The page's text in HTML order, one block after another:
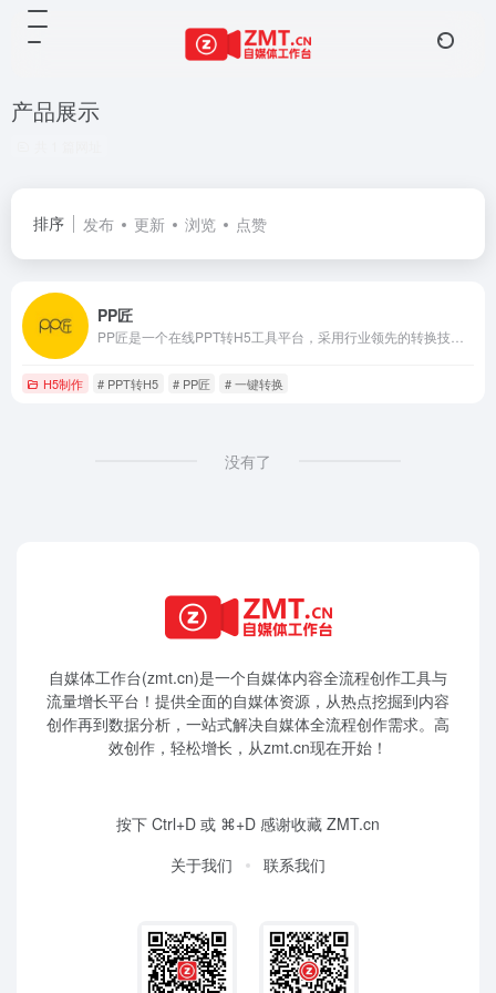
产品展示
排序 发布 更新 浏览 点赞
PP匠
H5制作 # PPT转H5 # PP匠 # 一键转换
没有了
自媒体工作台(zmt.cn)是一个自媒体内容全流程创作工具与
流量增长平台！提供全面的自媒体资源，从热点挖掘到内容
创作再到数据分析，一站式解决自媒体全流程创作需求。高
效创作，轻松增长，从zmt.cn现在开始！
按下 Ctrl+D 或 ⌘+D 感谢收藏 ZMT.cn
关于我们
联系我们